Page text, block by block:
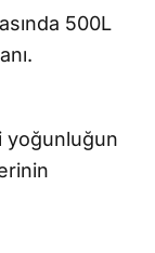
500L
yoğunluğun